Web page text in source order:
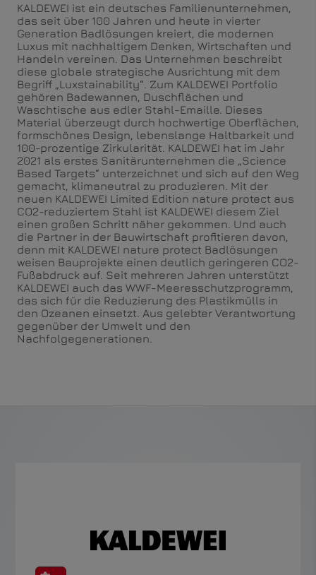
KALDEWEI ist ein deutsches Familienunternehmen,
das seit über 100 Jahren und heute in vierter
Generation Badlösungen kreiert, die modernen
Luxus mit nachhaltigem Denken, Wirtschaften und
Handeln vereinen. Das Unternehmen beschreibt
diese globale strategische Ausrichtung mit dem
Begriff „Luxstainability“. Zum KALDEWEI Portfolio
gehören Badewannen, Duschflächen und
Waschtische aus edler Stahl-Emaille. Dieses
Material überzeugt durch hochwertige Oberflächen,
formschönes Design, lebenslange Haltbarkeit und
100-prozentige Zirkularität. KALDEWEI hat im Jahr
2021 als erstes Sanitärunternehmen die „Science
Based Targets“ unterzeichnet und sich auf den Weg
gemacht, klimaneutral zu produzieren. Mit der
neuen KALDEWEI Limited Edition nature protect aus
CO2-reduziertem Stahl ist KALDEWEI diesem Ziel
einen großen Schritt näher gekommen. Und auch
die Partner in der Bauwirtschaft profitieren davon,
denn mit KALDEWEI nature protect Badlösungen
weisen Bauprojekte einen deutlich geringeren CO2-
Fußabdruck auf. Seit mehreren Jahren unterstützt
KALDEWEI auch das WWF-Meeresschutzprogramm,
das sich für die Reduzierung des Plastikmülls in
den Ozeanen einsetzt. Aus gelebter Verantwortung
gegenüber der Umwelt und den
Nachfolgegenerationen.